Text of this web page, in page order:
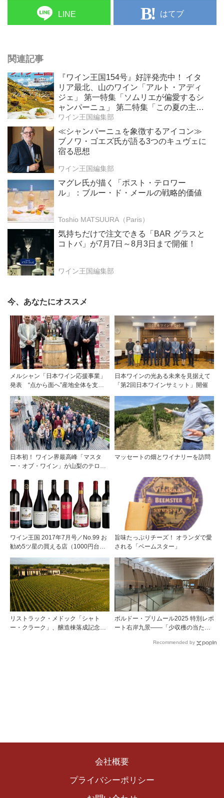
LINE はてブ
関連記事
『ワイン王国154号』好評発売中！ イタ
リア最北、山のワイン「アルト・アディ
ジェ」 第一特集「ソムリエが偏愛するシ
ャンパーニュ」 第二特集「この夏の主
役！ ナチュラルなロゼワイン」
ワイン王国編集部
≪シャンパーニュを象徴するアイコン≫
ブノワ・ゴエズ氏が語る3つのキュヴェに
宿る思想
ワイン王国編集部
マグレ氏が描く「ポスト・テロワー
ル」：ブルー・ド・メールの戦略的価値
Toshio MATSUURA（Paris）
気持ちだけで注文できる「BAR グラスと
コトバ」が7月7日～8月3日まで開催！
ワイン王国編集部
今、あなたにオススメ
メルシャン「日本ワイン応援事業」
発表 “点から面へ”産地全体を支え
日本ワインの光ある未来を見据えて
「第2回日本ワインサミット」開催
日本初！ ワイン界最高峰「マスタ
ー・オブ・ワイン」が山梨のテロワ
マッセートの畑とワイナリーを訪問
ワイン王国 2017年7月号／No.99 お
勧め5ツ星の買える店（1000円台で
ン）
旨味たっぷりチーズ！ オランダで愛
される「ベームスター」
リストラック・メドック「シャト
ー・クラーク」、醸造棟落成記念夕
ボルドー・プリムール2025 特別レポ
ート右岸九景――「少収穫の当たり
ンテミリオン 有力9シャトー訪問記
Recommended by
会社概要
プライバシーポリシー